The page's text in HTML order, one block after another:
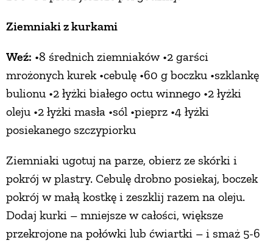
Ziemniaki z kurkami
Weź: •8 średnich ziemniaków •2 garści
mrożonych kurek •cebulę •60 g boczku •szklankę
bulionu •2 łyżki białego octu winnego •2 łyżki
oleju •2 łyżki masła •sól •pieprz •4 łyżki
posiekanego szczypiorku
Ziemniaki ugotuj na parze, obierz ze skórki i
pokrój w plastry. Cebulę drobno posiekaj, boczek
pokrój w małą kostkę i zeszklij razem na oleju.
Dodaj kurki – mniejsze w całości, większe
przekrojone na połówki lub ćwiartki – i smaż 5-6